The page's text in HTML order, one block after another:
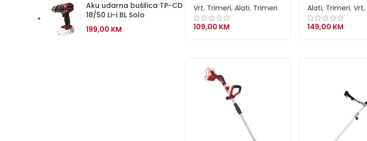
Aku udarna bušilica TP-CD
18/50 Li-i BL Solo
199,00 KM
Vrt, Trimeri, Alati, Trimeri
109,00 KM
Alati, Trimeri, Vrt,
149,00 KM